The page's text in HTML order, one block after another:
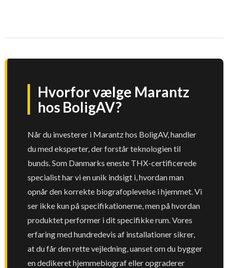
Hvorfor vælge Marantz
hos BoligAV?
Når du investerer i Marantz hos BoligAV, handler
du med eksperter, der forstår teknologien til
bunds. Som Danmarks eneste THX-certificerede
specialist har vi en unik indsigt i, hvordan man
opnår den korrekte biografoplevelse i hjemmet. Vi
ser ikke kun på specifikationerne, men på hvordan
produktet performer i dit specifikke rum. Vores
erfaring med hundredevis af installationer sikrer,
at du får den rette vejledning, uanset om du bygger
en dedikeret hjemmebiograf eller opgraderer